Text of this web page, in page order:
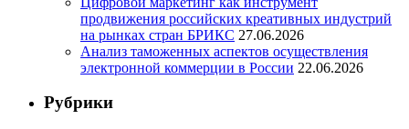
продвижения российских креативных индустрий
на рынках стран БРИКС 27.06.2026
Анализ таможенных аспектов осуществления
электронной коммерции в России 22.06.2026
Рубрики